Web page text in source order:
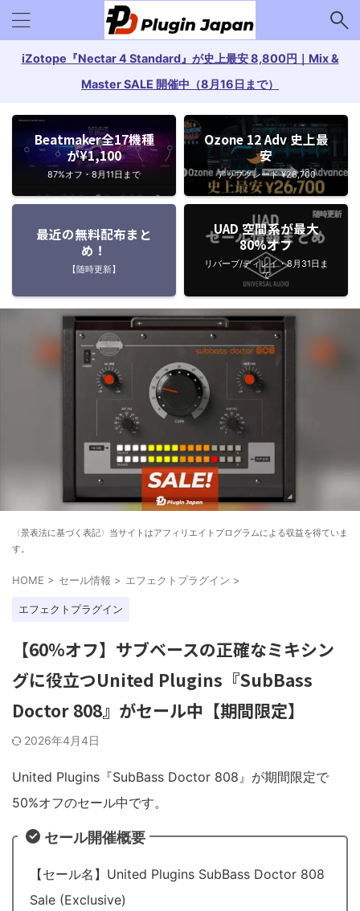
iZotope『Nectar 4 Standard』が史上最安 8,800円｜Mix &
Master SALE 開催中（8月16日まで）
Beatmaker全17機種
が¥1,100
87%オフ・8月11日まで
Ozone 12 Adv 史上最
安
アップグレード ¥26,700
最近の無料配布まと
め！
【随時更新】
UAD 空間系が最大
80%オフ
リバーブ/ディレイ・8月31日ま
で
〈景表法に基づく表記〉当サイトはアフィリエイトプログラムによる収益を得ていま
す。
HOME > セール情報 > エフェクトプラグイン >
エフェクトプラグイン
【60%オフ】サブベースの正確なミキシン
グに役立つUnited Plugins『SubBass
Doctor 808』がセール中【期間限定】
2026年4月4日
United Plugins『SubBass Doctor 808』が期間限定で
50%オフのセール中です。
セール開催概要
【セール名】United Plugins SubBass Doctor 808
Sale (Exclusive)